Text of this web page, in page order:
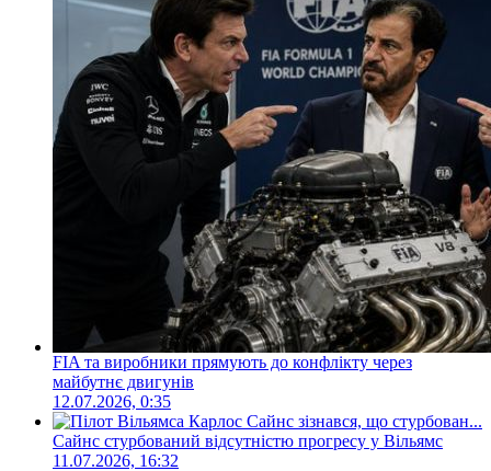
FIA та виробники прямують до конфлікту через
майбутнє двигунів
12.07.2026, 0:35
Сайнс стурбований відсутністю прогресу у Вільямс
11.07.2026, 16:32